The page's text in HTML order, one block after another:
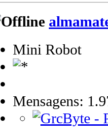
Mini Robot
Mensagens: